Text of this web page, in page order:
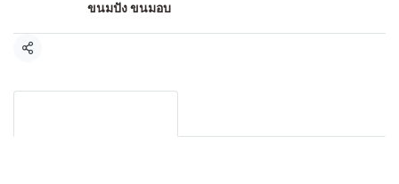
ขนมปัง ขนมอบ
แชร์